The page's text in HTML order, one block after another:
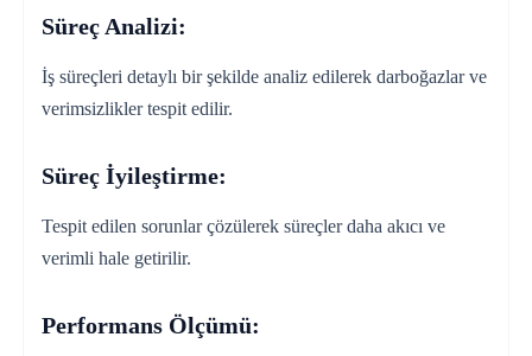
Süreç Analizi:
İş süreçleri detaylı bir şekilde analiz edilerek darboğazlar ve
verimsizlikler tespit edilir.
Süreç İyileştirme:
Tespit edilen sorunlar çözülerek süreçler daha akıcı ve
verimli hale getirilir.
Performans Ölçümü: